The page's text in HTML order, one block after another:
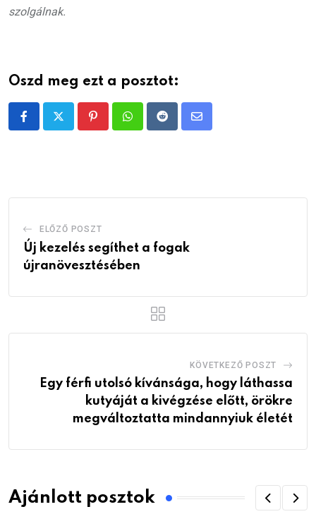
szolgálnak.
Oszd meg ezt a posztot:
PinterestWhatsappRedditShare
ELŐZŐ POSZT
Új kezelés segíthet a fogak
újranövesztésében
KÖVETKEZŐ POSZT
Egy férfi utolsó kívánsága, hogy láthassa
kutyáját a kivégzése előtt, örökre
megváltoztatta mindannyiuk életét
Ajánlott posztok